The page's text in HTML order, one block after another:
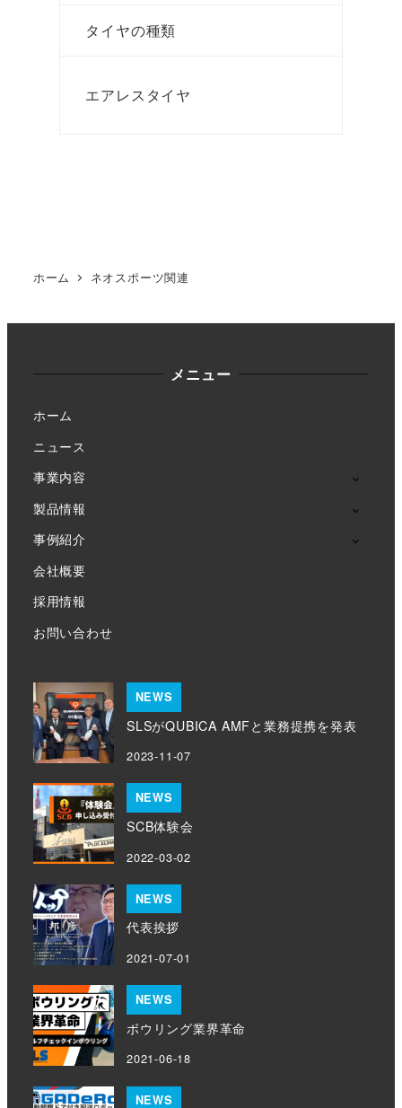
タイヤの種類
エアレスタイヤ
ホーム ネオスポーツ関連
メニュー
ホーム
ニュース
事業内容
製品情報
事例紹介
会社概要
採用情報
お問い合わせ
NEWS
SLSがQUBICA AMFと業務提携を発表
2023-11-07
NEWS
SCB体験会
2022-03-02
NEWS
代表挨拶
2021-07-01
NEWS
ボウリング業界革命
2021-06-18
NEWS